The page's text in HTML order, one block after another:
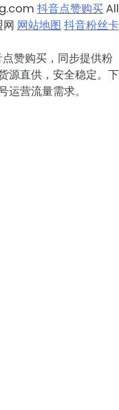
抖音点赞购买All
网 网站地图 抖音粉丝卡
赞购买，同步提供粉
源直供，安全稳定。下
营流量需求。